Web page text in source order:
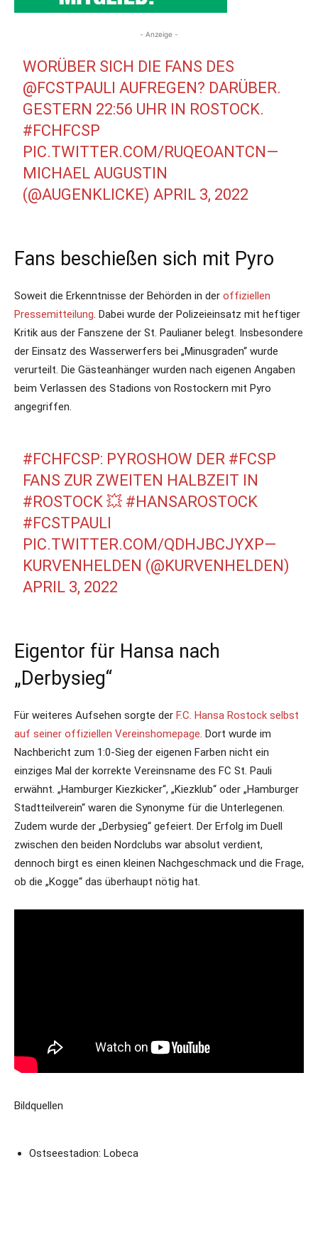
- Anzeige -
WORÜBER SICH DIE FANS DES
@FCSTPAULI AUFREGEN? DARÜBER.
GESTERN 22:56 UHR IN ROSTOCK.
#FCHFCSP
PIC.TWITTER.COM/RUQEOANTCN—
MICHAEL AUGUSTIN
(@AUGENKLICKE)APRIL 3, 2022
Fans beschießen sich mit Pyro
Soweit die Erkenntnisse der Behörden in der offiziellen
Pressemitteilung . Dabei wurde der Polizeieinsatz mit heftiger
Kritik aus der Fanszene der St. Paulianer belegt. Insbesondere
der Einsatz des Wasserwerfers bei „Minusgraden“ wurde
verurteilt. Die Gästeanhänger wurden nach eigenen Angaben
beim Verlassen des Stadions von Rostockern mit Pyro
angegriffen.
#FCHFCSP: PYROSHOW DER #FCSP
FANS ZUR ZWEITEN HALBZEIT IN
#ROSTOCK 💥 #HANSAROSTOCK
#FCSTPAULI
PIC.TWITTER.COM/QDHJBCJYXP—
KURVENHELDEN (@KURVENHELDEN)
APRIL 3, 2022
Eigentor für Hansa nach
„Derbysieg“
Für weiteres Aufsehen sorgte der F.C. Hansa Rostock selbst
auf seiner offiziellen Vereinshomepage . Dort wurde im
Nachbericht zum 1:0-Sieg der eigenen Farben nicht ein
einziges Mal der korrekte Vereinsname des FC St. Pauli
erwähnt. „Hamburger Kiezkicker“, „Kiezklub“ oder „Hamburger
Stadtteilverein“ waren die Synonyme für die Unterlegenen.
Zudem wurde der „Derbysieg“ gefeiert. Der Erfolg im Duell
zwischen den beiden Nordclubs war absolut verdient,
dennoch birgt es einen kleinen Nachgeschmack und die Frage,
ob die „Kogge“ das überhaupt nötig hat.
Bildquellen
Ostseestadion: Lobeca